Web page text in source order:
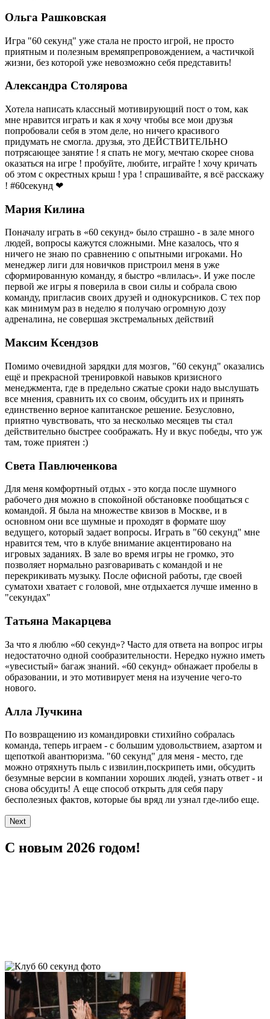
Ольга Рашковская
Игра "60 секунд" уже стала не просто игрой, не просто
приятным и полезным времяпрепровождением, а частичкой
жизни, без которой уже невозможно себя представить!
Александра Столярова
Хотела написать классный мотивирующий пост о том, как
мне нравится играть и как я хочу чтобы все мои друзья
попробовали себя в этом деле, но ничего красивого
придумать не смогла. друзья, это ДЕЙСТВИТЕЛЬНО
потрясающее занятие ! я спать не могу, мечтаю скорее снова
оказаться на игре ! пробуйте, любите, играйте ! хочу кричать
об этом с окрестных крыш ! ура ! спрашивайте, я всё расскажу
! #60секунд ❤
Мария Килина
Поначалу играть в «60 секунд» было страшно - в зале много
людей, вопросы кажутся сложными. Мне казалось, что я
ничего не знаю по сравнению с опытными игроками. Но
менеджер лиги для новичков пристроил меня в уже
сформированную команду, я быстро «влилась». И уже после
первой же игры я поверила в свои силы и собрала свою
команду, пригласив своих друзей и однокурсников. С тех пор
как минимум раз в неделю я получаю огромную дозу
адреналина, не совершая экстремальных действий
Максим Ксендзов
Помимо очевидной зарядки для мозгов, "60 секунд" оказались
ещё и прекрасной тренировкой навыков кризисного
менеджмента, где в предельно сжатые сроки надо выслушать
все мнения, сравнить их со своим, обсудить их и принять
единственно верное капитанское решение. Безусловно,
приятно чувствовать, что за несколько месяцев ты стал
действительно быстрее соображать. Ну и вкус победы, что уж
там, тоже приятен :)
Света Павлюченкова
Для меня комфортный отдых - это когда после шумного
рабочего дня можно в спокойной обстановке пообщаться с
командой. Я была на множестве квизов в Москве, и в
основном они все шумные и проходят в формате шоу
ведущего, который задает вопросы. Играть в "60 секунд" мне
нравится тем, что в клубе внимание акцентировано на
игровых заданиях. В зале во время игры не громко, это
позволяет нормально разговаривать с командой и не
перекрикивать музыку. После офисной работы, где своей
суматохи хватает с головой, мне отдыхается лучше именно в
"секундах"
Татьяна Макарцева
За что я люблю «60 секунд»? Часто для ответа на вопрос игры
недостаточно одной сообразительности. Нередко нужно иметь
«увесистый» багаж знаний. «60 секунд» обнажает пробелы в
образовании, и это мотивирует меня на изучение чего-то
нового.
Алла Лучкина
По возвращению из командировки стихийно собралась
команда, теперь играем - с большим удовольствием, азартом и
щепоткой авантюризма. "60 секунд" для меня - место, где
можно отряхнуть пыль с извилин,поскрипеть ими, обсудить
безумные версии в компании хороших людей, узнать ответ - и
снова обсудить! А еще способ открыть для себя пару
бесполезных фактов, которые бы вряд ли узнал где-либо еще.
Next
С новым 2026 годом!